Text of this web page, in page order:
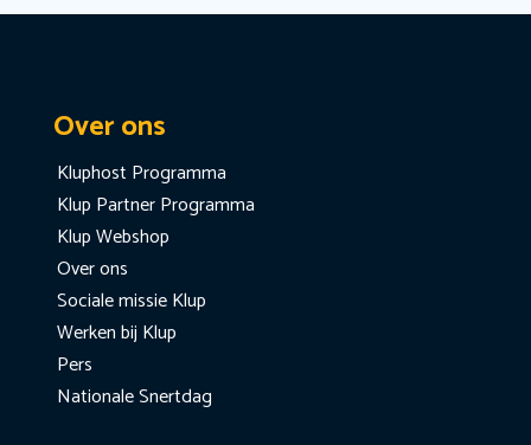
Over ons
Kluphost Programma
Klup Partner Programma
Klup Webshop
Over ons
Sociale missie Klup
Werken bij Klup
Pers
Nationale Snertdag